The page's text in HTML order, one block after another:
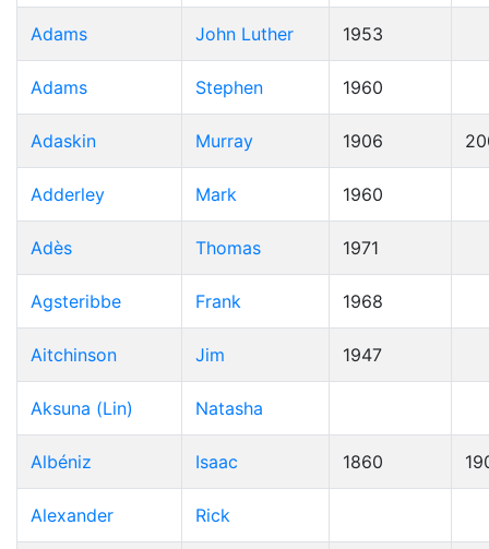
Adams John Luther 1953
Adams Stephen 1960
Adaskin Murray 1906
Adderley Mark 1960
Adès Thomas 1971
Agsteribbe Frank 1968
Aitchinson Jim 1947
Aksuna (Lin) Natasha
Albéniz Isaac 1860
Alexander Rick